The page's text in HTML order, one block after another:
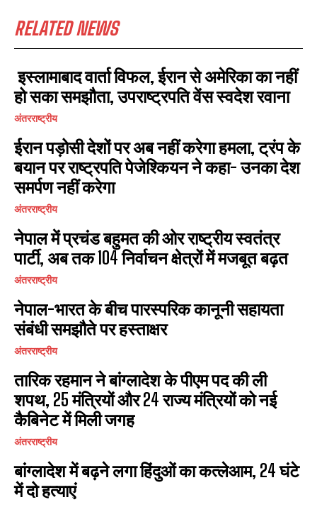
I've read and accept thePrivacy Policy.
RELATED NEWS
इस्लामाबाद वार्ता विफल, ईरान से अमेरिका का नहीं
हो सका समझौता, उपराष्ट्रपति वेंस स्वदेश रवाना
अंतरराष्ट्रीय
ईरान पड़ोसी देशों पर अब नहीं करेगा हमला, ट्रंप के
बयान पर राष्ट्रपति पेजेश्कियन ने कहा- उनका देश
समर्पण नहीं करेगा
अंतरराष्ट्रीय
नेपाल में प्रचंड बहुमत की ओर राष्ट्रीय स्वतंत्र
पार्टी, अब तक 104 निर्वाचन क्षेत्रों में मजबूत बढ़त
अंतरराष्ट्रीय
नेपाल-भारत के बीच पारस्परिक कानूनी सहायता
संबंधी समझौते पर हस्ताक्षर
अंतरराष्ट्रीय
तारिक रहमान ने बांग्लादेश के पीएम पद की ली
शपथ, 25 मंत्रियों और 24 राज्य मंत्रियों को नई
कैबिनेट में मिली जगह
अंतरराष्ट्रीय
​बांग्लादेश में बढ़ने लगा हिंदुओं का कत्लेआम, 24 घंटे
में दो हत्याएं